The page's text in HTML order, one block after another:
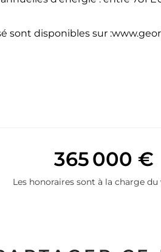
sont disponibles sur
365 000 €
Les honoraires sont à la charge du